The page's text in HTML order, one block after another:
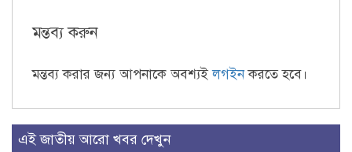
মন্তব্য করুন
মন্তব্য করার জন্য আপনাকে অবশ্যইলগইনকরতে হবে।
এই জাতীয় আরো খবর দেখুন